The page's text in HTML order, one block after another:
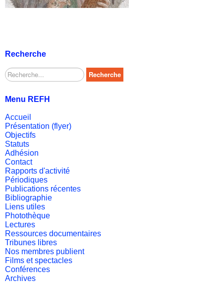
Recherche
Rechercher Recherche
Menu REFH
Accueil
Présentation (flyer)
Objectifs
Statuts
Adhésion
Contact
Rapports d'activité
Périodiques
Publications récentes
Bibliographie
Liens utiles
Photothèque
Lectures
Ressources documentaires
Tribunes libres
Nos membres publient
Films et spectacles
Conférences
Archives